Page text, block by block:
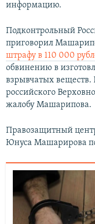
информацию.
Подконтрольный
приговорил
штрафу в 110 000
обвинению в
взрывчатых веществ.
российского
жалобу Машарипова.
Правозащитный
Юнуса Машарирова